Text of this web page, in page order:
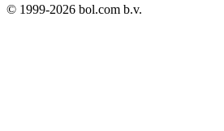
© 1999-2026 bol.com b.v.